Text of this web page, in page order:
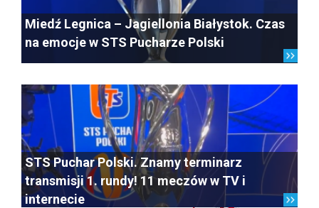
Miedź Legnica – Jagiellonia Białystok. Czas
na emocje w STS Pucharze Polski
STS Puchar Polski. Znamy terminarz
transmisji 1. rundy! 11 meczów w TV i
internecie